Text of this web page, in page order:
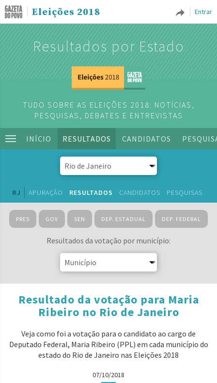
Entrar
Eleições 2018
Resultados por Estado
TUDO SOBRE AS ELEIÇÕES 2018: NOTÍCIAS,
PESQUISAS, DEBATES E ENTREVISTAS
INÍCIO RESULTADOS CANDIDATOS
RJ APURAÇÃO RESULTADOS CANDIDATOS PESQUISAS
PRES GOV SEN DEP. ESTADUAL DEP. FEDERAL
Resultados da votação por município:
Resultado da votação para Maria
Ribeiro no Rio de Janeiro
Veja como foi a votação para o candidato ao cargo de
Deputado Federal, Maria Ribeiro (PPL) em cada município do
estado do Rio de Janeiro nas Eleições 2018
07/10/2018